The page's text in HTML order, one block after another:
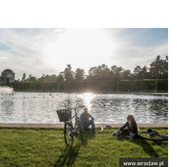
www.wroclaw.pl